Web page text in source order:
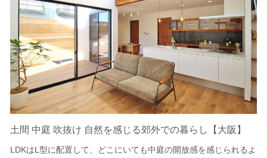
土間 中庭 吹抜け 自然を感じる郊外での暮らし【大阪】
LDKはL型に配置して、どこにいても中庭の開放感を感じられるよ